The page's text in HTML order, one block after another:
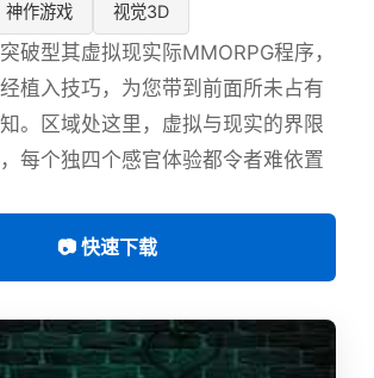
神作游戏 视觉3D
破型其虚拟现实际MMORPG程序，
植入技巧，为您带到前面所未占有
。区域处这里，虚拟与现实的界限
每个独四个感官体验都令者难依置
📷 快速下载